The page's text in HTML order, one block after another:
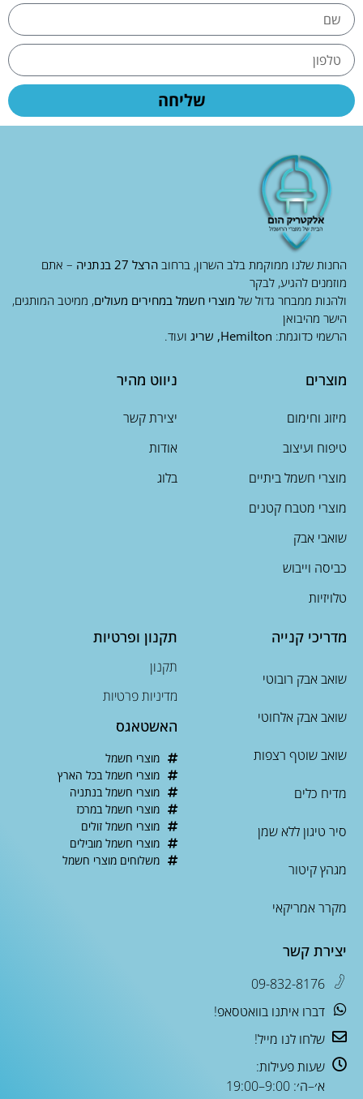
שליחה
החנות שלנו ממוקמת בלב השרון, ברחוב הרצל 27 בנתניה
– אתם
מוזמנים להגיע, לבקר
ולהנות ממבחר גדול של מוצרי חשמל במחירים מעולים, ממיטב המותגים,
הישר מהיבואן
הרשמי כדוגמת: Hemilton, שריג ועוד.
מוצרים
מיזוג וחימום
טיפוח ועיצוב
מוצרי חשמל ביתיים
מוצרי מטבח קטנים
שואבי אבק
כביסה וייבוש
טלויזיות
ניווט מהיר
יצירת קשר
אודות
בלוג
מדריכי קנייה
שואב אבק רובוטי
שואב אבק אלחוטי
שואב שוטף רצפות
מדיח כלים
סיר טיגון ללא שמן
מגהץ קיטור
מקרר אמריקאי
תקנון ופרטיות
תקנון
מדיניות פרטיות
האשטאגס
מוצרי חשמל
מוצרי חשמל בכל הארץ
מוצרי חשמל בנתניה
מוצרי חשמל במרכז
מוצרי חשמל זולים
מוצרי חשמל מובילים
משלוחים מוצרי חשמל
יצירת קשר
09-832-8176
דברו איתנו בוואטסאפ!
שלחו לנו מייל!
שעות פעילות:
א׳–ה׳: 9:00–19:00